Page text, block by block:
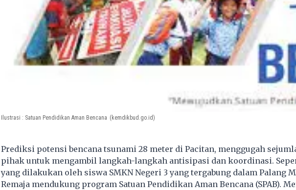
Ilustrasi : Satuan Pendidikan Aman Bencana (kemdikbud.go.id)
Prediksi potensi bencana tsunami 28 meter di Pacitan, menggugah
pihak untuk mengambil langkah-langkah antisipasi dan koordinasi.
yang dilakukan oleh siswa SMKN Negeri 3 yang tergabung dalam Palang
Remaja mendukung program Satuan Pendidikan Aman Bencana (SPAB).